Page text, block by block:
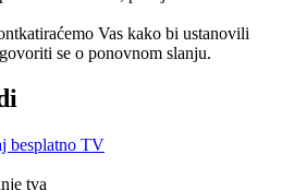
Vas kako bi ustanovili
se o ponovnom slanju.